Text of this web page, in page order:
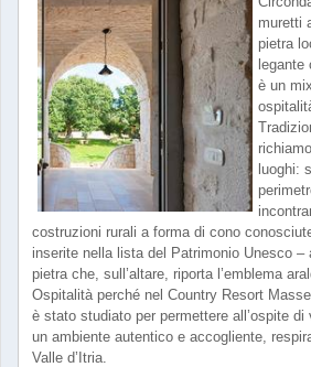
muretti
pietra
è un
luoghi:
costruzioni rurali a forma di cono
inserite nella lista del Patrimonio Unesco –
pietra che, sull’altare, riporta l’emblema
Ospitalità perché nel Country Resort
è stato studiato per permettere all’ospite
un ambiente autentico e accogliente,
Valle d’Itria.